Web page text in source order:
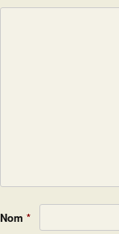
Nom *